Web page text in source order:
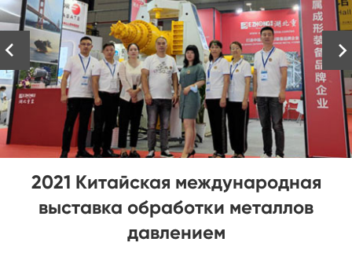
Выбирая листогибочный станок
премиум-класса с ветряной башней,
вам необходимо понимать следующее:
 